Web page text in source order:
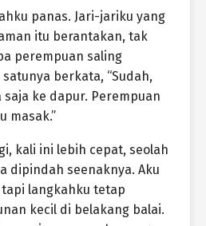
panas. Jari-jariku yang
itu berantakan, tak
perempuan saling
berkata, “Sudah,
saja ke dapur. Perempuan
masak.”
kali ini lebih cepat, seolah
dipindah seenaknya. Aku
langkahku tetap
kecil di belakang balai.